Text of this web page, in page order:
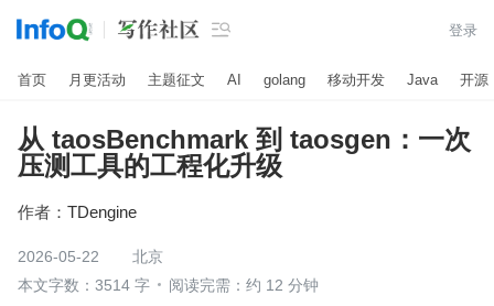
 登录
首页 月更活动 主题征文 AI golang 移动开发 Java 开源
从 taosBenchmark 到 taosgen：一次
压测工具的工程化升级
作者： TDengine
2026-05-22
北京
本文字数：3514 字
阅读完需：约 12 分钟